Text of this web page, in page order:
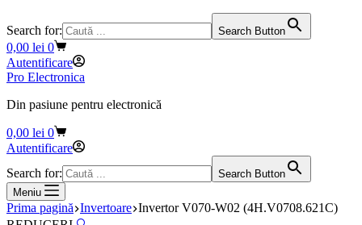
Search for: Search Button
Coș
de
cumpărături
0,00 lei 0
Autentificare
Pro Electronica
Din pasiune pentru electronică
Coș
de
0,00 lei 0
Autentificare
Search for:
Search Button
Meniu
Prima pagină Invertoare Invertor V070-W02 (4H.V0708.621C)